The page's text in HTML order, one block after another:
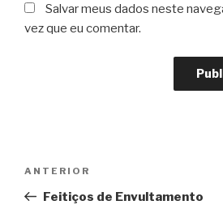
Salvar meus dados neste
vez que eu comentar.
Post
Post
anterior
ANTERIOR
Feitiços de Envultamento